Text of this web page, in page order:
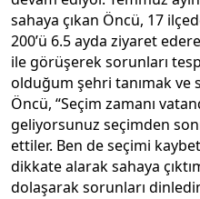
sahaya çıkan Öncü, 17
200’ü 6.5 ayda ziyaret
ile görüşerek sorunları
olduğum şehri tanımak ve
Öncü, “Seçim zamanı
geliyorsunuz seçimden
ettiler. Ben de seçimi
dikkate alarak sahaya
dolaşarak sorunları